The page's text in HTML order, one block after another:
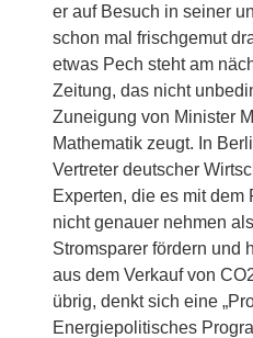
er auf Besuch in seiner
schon mal frischgemut
etwas Pech steht am
Zeitung, das nicht
Zuneigung von Minister
Mathematik zeugt. In
Vertreter deutscher
Experten, die es mit dem
nicht genauer nehmen
Stromsparer fördern und
aus dem Verkauf von
übrig, denkt sich eine
Energiepolitisches